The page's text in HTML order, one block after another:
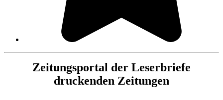
Zeitungsportal der Leserbriefe
druckenden Zeitungen